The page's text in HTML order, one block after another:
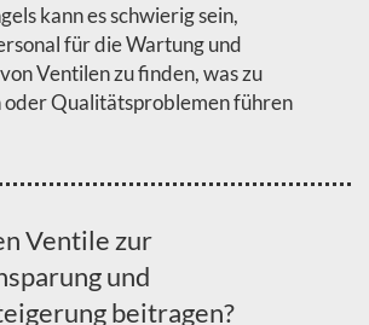
kann es schwierig sein,
für die Wartung und
Ventilen zu finden, was zu
oder Qualitätsproblemen führen
Ventile zur
und
beitragen?